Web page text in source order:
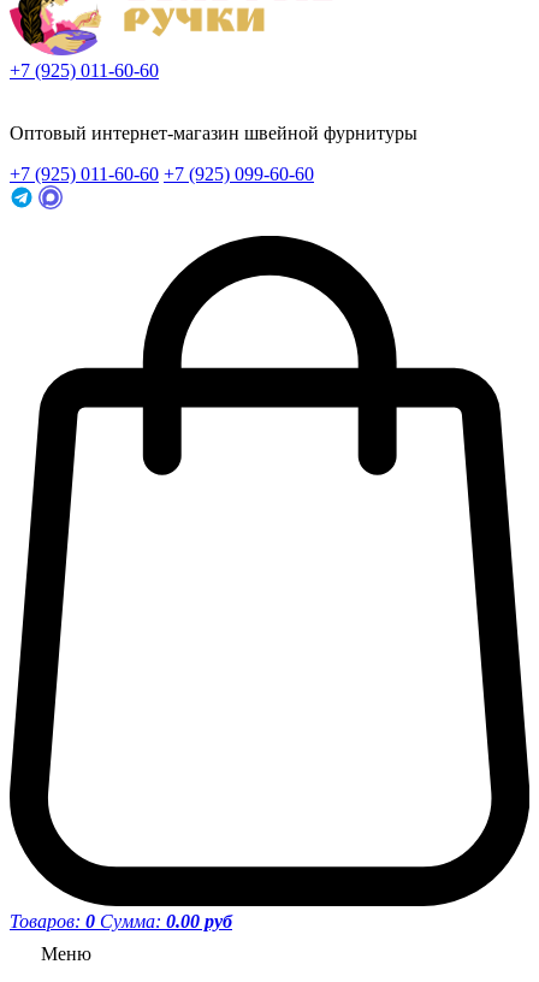
+7 (925) 011-60-60
Оптовый интернет-магазин швейной фурнитуры
+7 (925) 011-60-60 +7 (925) 099-60-60
Товаров: 0 Сумма: 0.00 руб
Меню